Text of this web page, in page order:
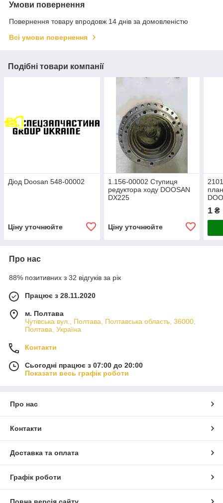
Умови повернення
Повернення товару впродовж 14 днів за домовленістю
Всі умови повернення
Подібні товари компанії
Діод Doosan 548-00002
Ціну уточнюйте
1.156-00002 Ступиця
редуктора ходу DOOSAN
DX225
Ціну уточнюйте
1 ₴
Про нас
88% позитивних з 32 відгуків за рік
Працює з 28.11.2020
м. Полтава
Чутівська вул., Полтава, Полтавська область, 36000,
Полтава, Україна
Контакти
Сьогодні працює з 07:00 до 20:00
Показати весь графік роботи
Про нас
Контакти
Доставка та оплата
Графік роботи